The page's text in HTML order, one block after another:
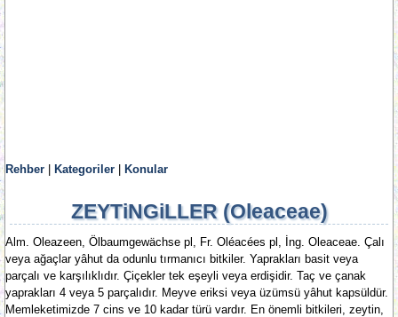
Rehber Kategoriler Konular
ZEYTiNGiLLER (Oleaceae)
Alm. Oleazeen, Ölbaumgewächse pl, Fr. Oléacées pl, İng. Oleaceae. Çalı
veya ağaçlar yâhut da odunlu tırmanıcı bitkiler. Yaprakları basit veya
parçalı ve karşılıklıdır. Çiçekler tek eşeyli veya erdişidir. Taç ve çanak
yaprakları 4 veya 5 parçalıdır. Meyve eriksi veya üzümsü yâhut kapsüldür.
Memleketimizde 7 cins ve 10 kadar türü vardır. En önemli bitkileri, zeytin,